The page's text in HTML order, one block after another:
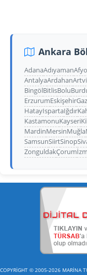
Ankara
AdanaAdıyaman
AntalyaArdahan
BingölBitlisBolu
ErzurumEskişehir
HatayIspartaIğdır
KastamonuKayseri
MardinMersinMuğla
SamsunSiirtSinop
ZonguldakÇorum
COPYRİGHT © 2005-2026 MARİNA